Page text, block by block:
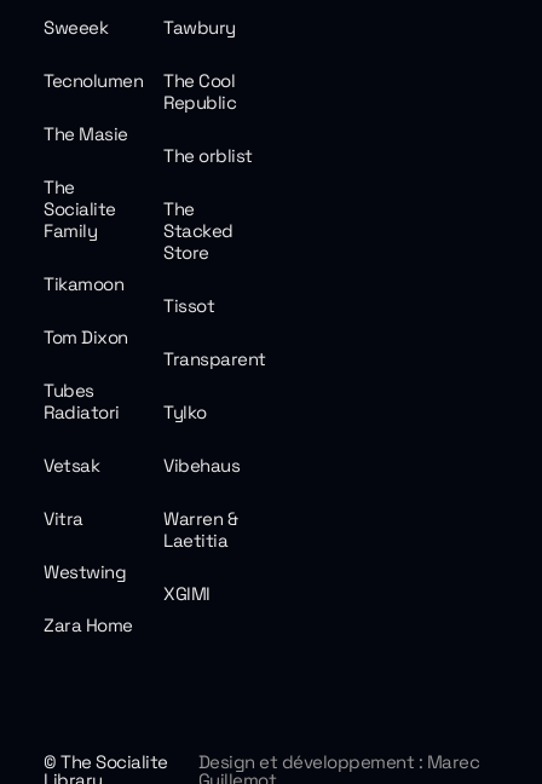
Sweeek Tawbury
Tecnolumen
The Cool
Republic
The Masie
The orblist
The
Socialite
Family
The
Stacked
Store
Tikamoon
Tissot
Tom Dixon
Transparent
Tubes
Radiatori
Tylko
Vetsak Vibehaus
Vitra
Warren &
Laetitia
Westwing
XGIMI
Zara Home
© The Socialite Design et développement : Marec